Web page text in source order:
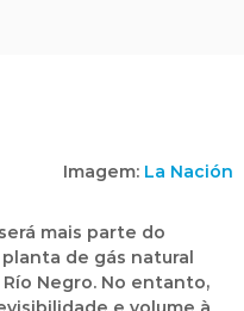
Imagem: La Nación
mais parte do
de gás natural
Negro. No entanto,